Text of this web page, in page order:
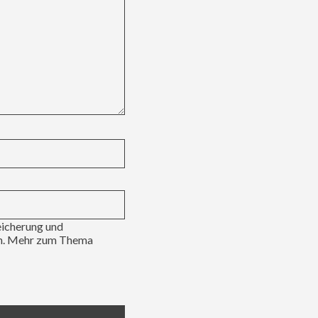
und
Mehr zum Thema